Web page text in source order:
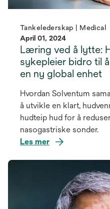
Tankelederskap | Medical
April 01, 2024
Læring ved å lytte:
sykepleier bidro til
en ny global enhet
Hvordan Solventum
å utvikle en klart,
hudteip hud for å
nasogastriske sonder.
Les mer